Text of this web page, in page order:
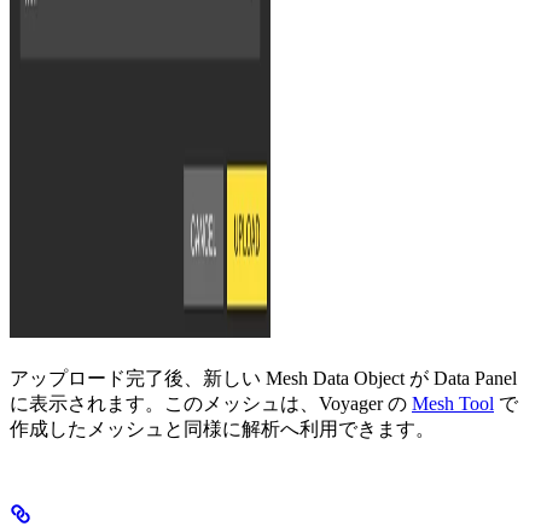
アップロード完了後、新しい Mesh Data Object が Data Panel
に表示されます。このメッシュは、Voyager の Mesh Tool で
作成したメッシュと同様に解析へ利用できます。